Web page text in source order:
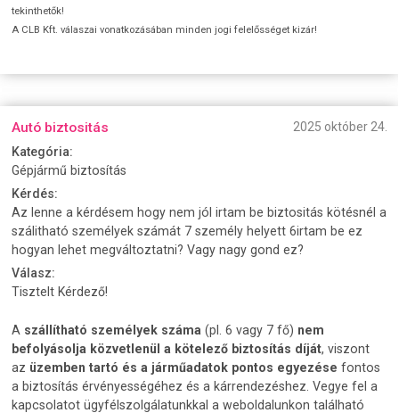
tekinthetők!
A CLB Kft. válaszai vonatkozásában minden jogi felelősséget kizár!
Autó biztositás
2025 október 24.
Kategória:
Gépjármű biztosítás
Kérdés:
Az lenne a kérdésem hogy nem jól irtam be biztositás kötésnél a
szálitható személyek számát 7 személy helyett 6irtam be ez
hogyan lehet megváltoztatni? Vagy nagy gond ez?
Válasz:
Tisztelt Kérdező!
A szállítható személyek száma (pl. 6 vagy 7 fő) nem
befolyásolja közvetlenül a kötelező biztosítás díját, viszont
az üzemben tartó és a járműadatok pontos egyezése fontos
a biztosítás érvényességéhez és a kárrendezéshez. Vegye fel a
kapcsolatot ügyfélszolgálatunkkal a weboldalunkon található